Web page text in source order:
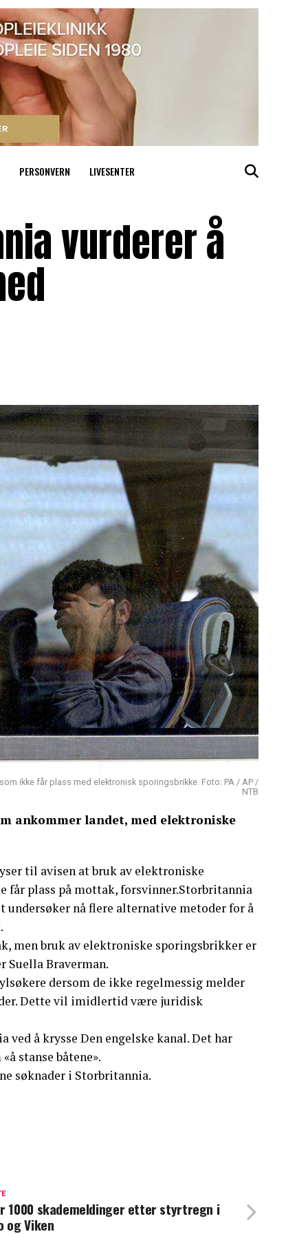
PERSONVERN LIVESENTER
vurderer å
ikke får plass med elektronisk sporingsbrikke. Foto: PA / AP /
NTB
ankommer landet, med elektroniske
til avisen at bruk av elektroniske
får plass på mottak, forsvinner.Storbritannia
nå flere alternative metoder for å
men bruk av elektroniske sporingsbrikker er
Suella Braverman.
dersom de ikke regelmessig melder
Dette vil imidlertid være juridisk
å krysse Den engelske kanal. Det har
stanse båtene».
søknader i Storbritannia.
1000 skademeldinger etter styrtregn i
og Viken